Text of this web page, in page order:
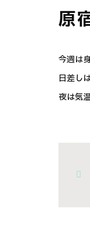
原
今週は
日差し
夜は気